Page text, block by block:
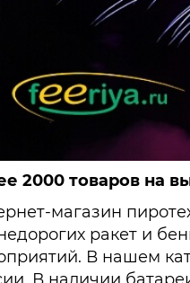
2000 товаров на
магазин
ракет и
В нашем